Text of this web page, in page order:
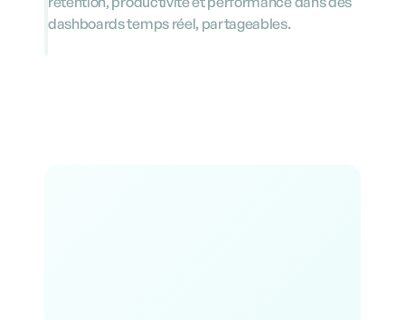
dashboards temps réel, partageables.